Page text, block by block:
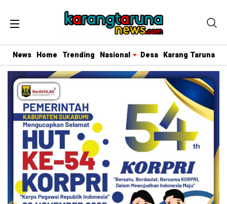
News Home Trending Nasional Desa Karang Taruna